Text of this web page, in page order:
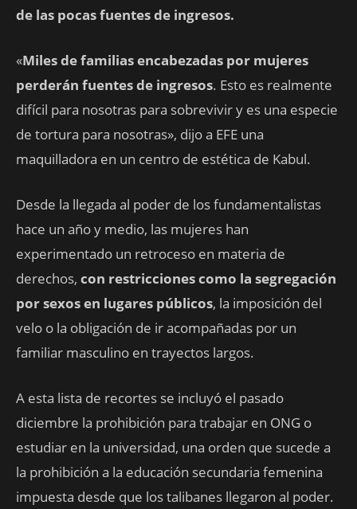
de las pocas fuentes de ingresos.
«Miles de familias encabezadas por mujeres
perderán fuentes de ingresos. Esto es realmente
difícil para nosotras para sobrevivir y es una especie
de tortura para nosotras», dijo a EFE una
maquilladora en un centro de estética de Kabul.
Desde la llegada al poder de los fundamentalistas
hace un año y medio, las mujeres han
experimentado un retroceso en materia de
derechos, con restricciones como la segregación
por sexos en lugares públicos, la imposición del
velo o la obligación de ir acompañadas por un
familiar masculino en trayectos largos.
A esta lista de recortes se incluyó el pasado
diciembre la prohibición para trabajar en ONG o
estudiar en la universidad, una orden que sucede a
la prohibición a la educación secundaria femenina
impuesta desde que los talibanes llegaron al poder.